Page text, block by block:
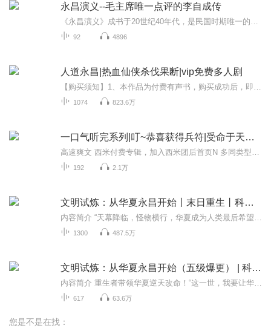
永昌演义--毛主席唯一点评的李自成传
92 4896
人道永昌|热血仙侠杀伐果断|vip免费多人剧
1074 823.6万
一口气听完系列|叮~恭喜获得兵符|受命于天既寿永昌
192 2.1万
文明试炼：从华夏永昌开始丨末日重生丨科幻丨热血丨文明入侵丨举国发育丨多人演播
1300 487.5万
文明试炼：从华夏永昌开始（五级爆更） | 科幻天庭 | 末日重生 | 文明入侵
617 63.6万
您是不是在找：